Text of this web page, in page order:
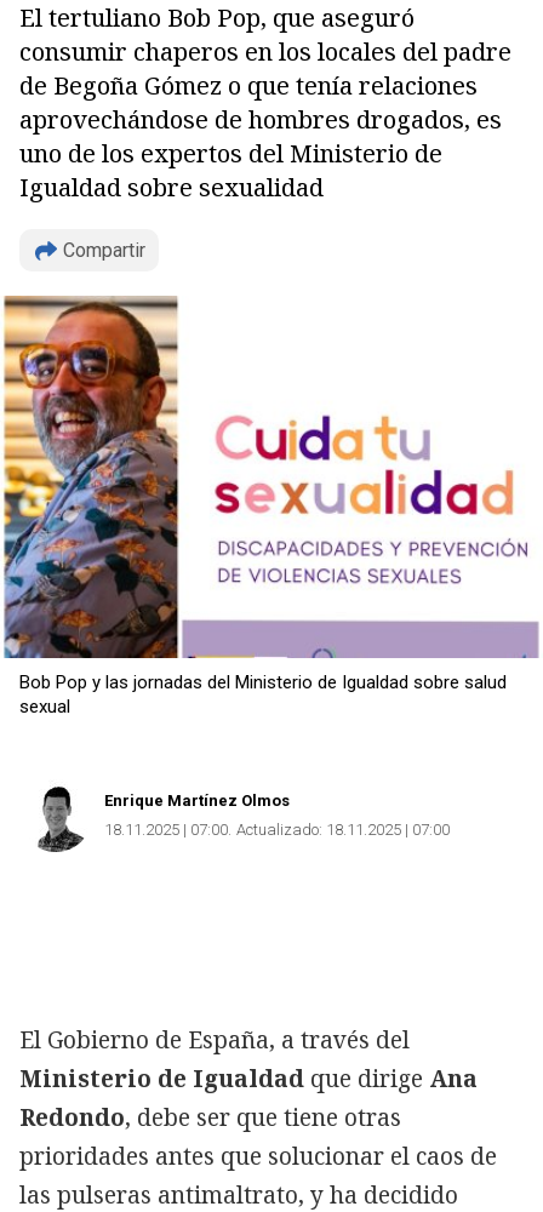
El tertuliano Bob Pop, que aseguró
consumir chaperos en los locales del padre
de Begoña Gómez o que tenía relaciones
aprovechándose de hombres drogados, es
uno de los expertos del Ministerio de
Igualdad sobre sexualidad
Compartir
Copiar
Bob Pop y las jornadas del Ministerio de Igualdad sobre salud
sexual
Enrique Martínez Olmos
18.11.2025 | 07:00 Actualizado: 18.11.2025 | 07:00
El Gobierno de España, a través del
Ministerio de Igualdad que dirige Ana
Redondo, debe ser que tiene otras
prioridades antes que solucionar el caos de
las pulseras antimaltrato, y ha decidido